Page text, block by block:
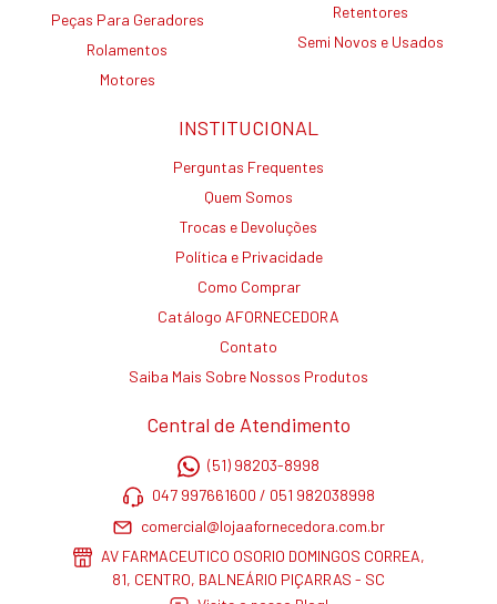
Peças Para Geradores
Rolamentos
Motores
Retentores
Semi Novos e Usados
INSTITUCIONAL
Perguntas Frequentes
Quem Somos
Trocas e Devoluções
Política e Privacidade
Como Comprar
Catálogo AFORNECEDORA
Contato
Saiba Mais Sobre Nossos Produtos
Central de Atendimento
(51) 98203-8998
047 997661600 / 051 982038998
comercial@lojaafornecedora.com.br
AV FARMACEUTICO OSORIO DOMINGOS CORREA,
81, CENTRO, BALNEÁRIO PIÇARRAS - SC